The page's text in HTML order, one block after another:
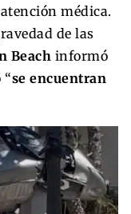
médica.
de las
Beach informó
se encuentran